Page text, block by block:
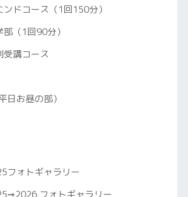
ドコース（1回150分）
（1回90分）
受講コース
日お昼の部）
フォトギャラリー
フォトギャラリー